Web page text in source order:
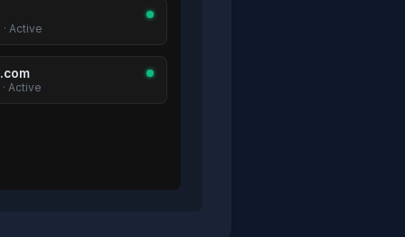
Active
Active